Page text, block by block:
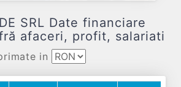
SRL Date financiare
afaceri, profit, salariati
in